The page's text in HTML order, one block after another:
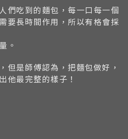
們吃到的麵包，每一口每一個
要長時間作用，所以有格會採
。
但是師傅認為，把麵包做好，
他最完整的樣子！